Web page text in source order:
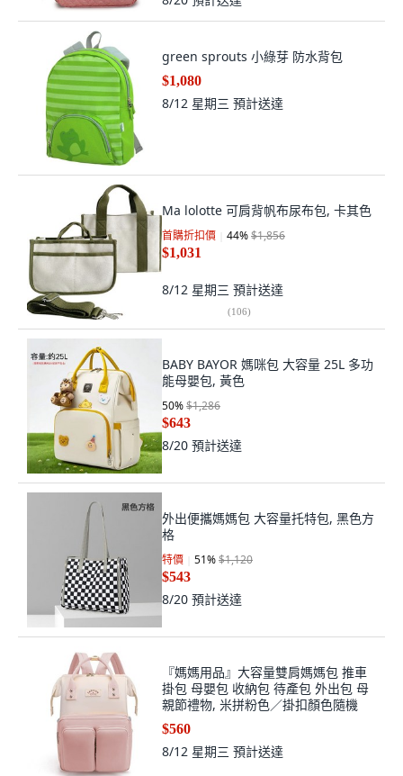
green sprouts 小綠芽 防水背包
8/12 星期三預計送達
Ma lolotte 可肩背帆布尿布包, 卡其色
$1,031
8/12 星期三
BABY BAYOR 媽咪包 大容量 25L 多功
50% $1,286
$643
8/20預計送達
外出便攜媽媽包 大容量托特包, 黑色方
特價 51%$1,120
$543
8/20 預計送達
『媽媽用品』大容量雙肩媽媽包 推車
親節禮物, 米拼粉色／掛扣顏色隨機
$560
8/12 星期三預計送達